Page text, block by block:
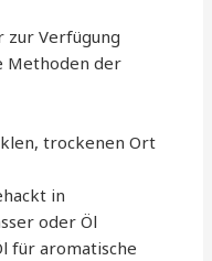
zur Verfügung
Methoden der
trockenen Ort
in
oder Öl
für aromatische